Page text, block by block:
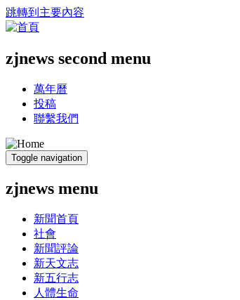
跳轉到主要內容
zjnews second menu
萬年曆
投稿
聯繫我們
Toggle navigation
zjnews menu
新聞首頁
社會
新聞評論
新天文志
新五行志
人體生命